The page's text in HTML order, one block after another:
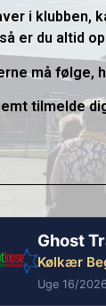
i
er du altid
må
tilmelde
Ghost
Kølkær
Uge 16/